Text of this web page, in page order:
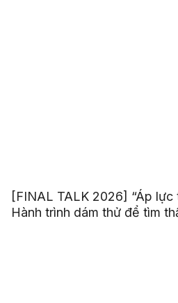
[FINAL TALK 2026] “Áp lực
Hành trình dám thử để tìm